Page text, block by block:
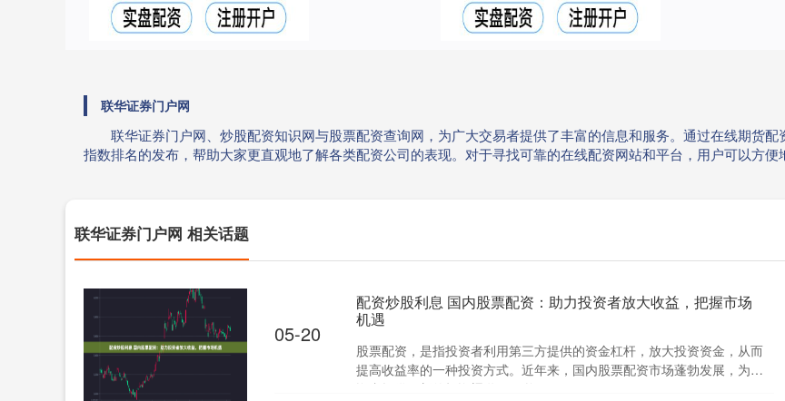
联华证券门户网
联华证券门户网、炒股配资知识网与股票配资查询网，为广大交易者提供了丰富的信息和服务。通过在线期货
指数排名的发布，帮助大家更直观地了解各类配资公司的表现。对于寻找可靠的在线配资网站和平台，用户可以方便
联华证券门户网 相关话题
05-20
配资炒股利息 国内股票配资：助力投资者放大收益，把握市场
机遇
股票配资，是指投资者利用第三方提供的资金杠杆，放大投资资金，从而
提高收益率的一种投资方式。近年来，国内股票配资市场蓬勃发展，为投
资者提供了新的投资渠道。 配资平....